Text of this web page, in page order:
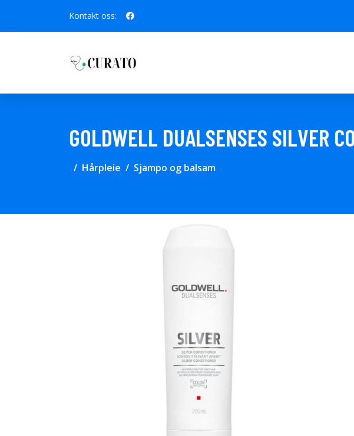
Kontakt oss:
GOLDWELL DUALSENSES SILVER
Hårpleie Sjampo og balsam